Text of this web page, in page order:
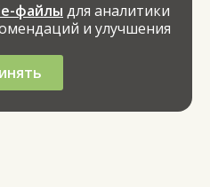
файлы для аналитики
и улучшения